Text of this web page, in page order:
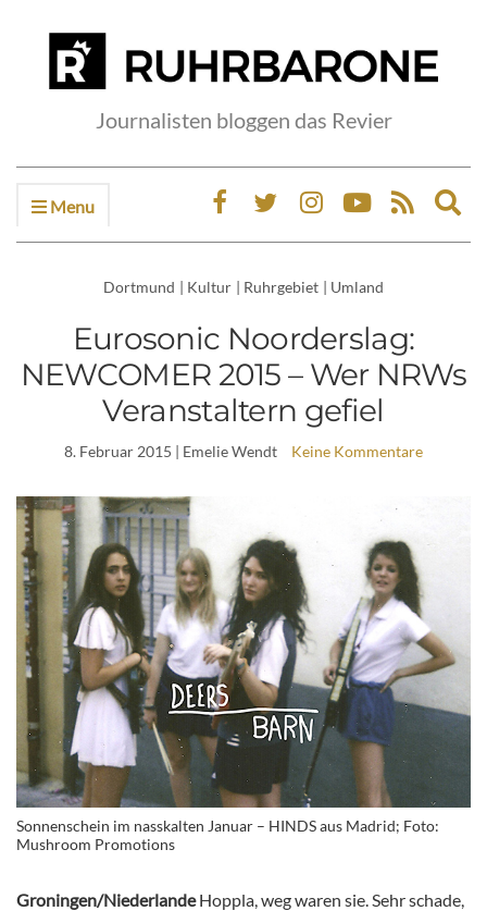
Journalisten bloggen das Revier
Menu
Dortmund | Kultur | Ruhrgebiet | Umland
Eurosonic Noorderslag:
NEWCOMER 2015 – Wer NRWs
Veranstaltern gefiel
8. Februar 2015 | Emelie Wendt Keine Kommentare
Sonnenschein im nasskalten Januar – HINDS aus Madrid; Foto:
Mushroom Promotions
Groningen/NiederlandeHoppla, weg waren sie. Sehr schade,